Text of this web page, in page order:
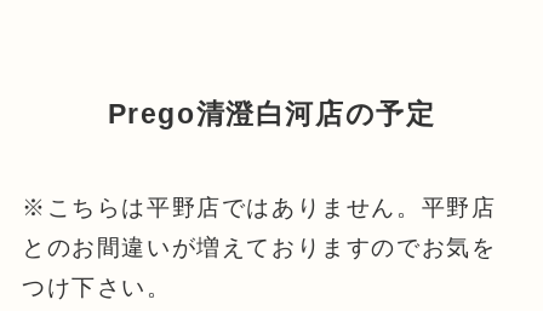
Prego清澄白河店の予定
※こちらは平野店ではありません。平野店
とのお間違いが増えておりますのでお気を
つけ下さい。